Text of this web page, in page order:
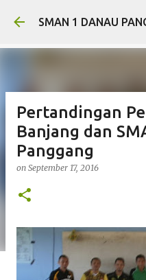
Skip to
SMAN 1 DANAU
Pertandingan
Banjang dan
Panggang
on September 17, 2016